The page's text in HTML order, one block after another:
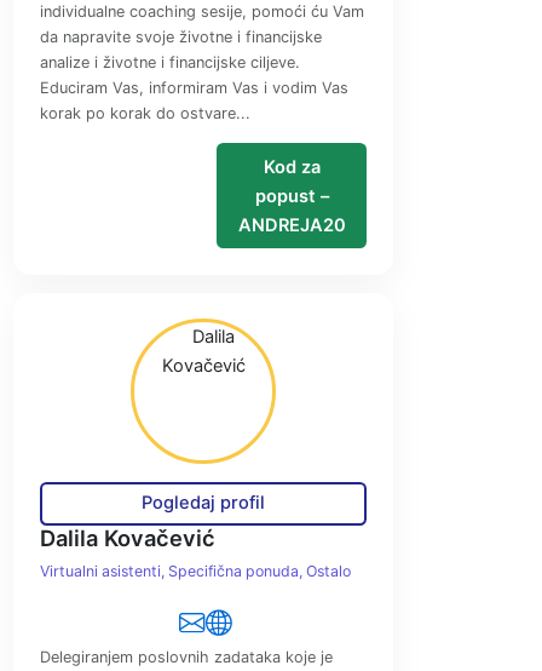
individualne coaching sesije, pomoći ću Vam
da napravite svoje životne i financijske
analize i životne i financijske ciljeve.
Educiram Vas, informiram Vas i vodim Vas
korak po korak do ostvare...
Kod za
popust –
ANDREJA20
Pogledaj profil
Dalila Kovačević
Virtualni asistenti Specifična ponuda Ostalo
Delegiranjem poslovnih zadataka koje je